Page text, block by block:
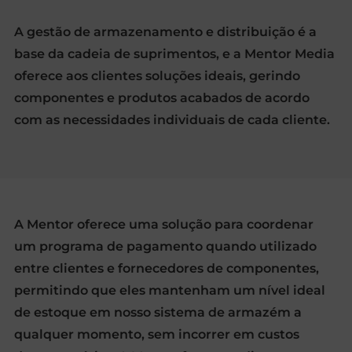
A gestão de armazenamento e distribuição é a
base da cadeia de suprimentos, e a Mentor Media
oferece aos clientes soluções ideais, gerindo
componentes e produtos acabados de acordo
com as necessidades individuais de cada cliente.
A Mentor oferece uma solução para coordenar
um programa de pagamento quando utilizado
entre clientes e fornecedores de componentes,
permitindo que eles mantenham um nível ideal
de estoque em nosso sistema de armazém a
qualquer momento, sem incorrer em custos